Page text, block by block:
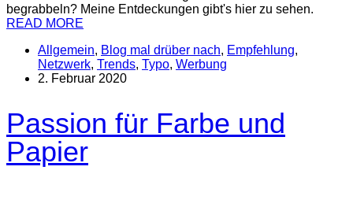
begrabbeln? Meine Entdeckungen gibt's hier zu sehen.
READ MORE
Allgemein, Blog mal drüber nach, Empfehlung,
Netzwerk, Trends, Typo, Werbung
2. Februar 2020
Passion für Farbe und
Papier